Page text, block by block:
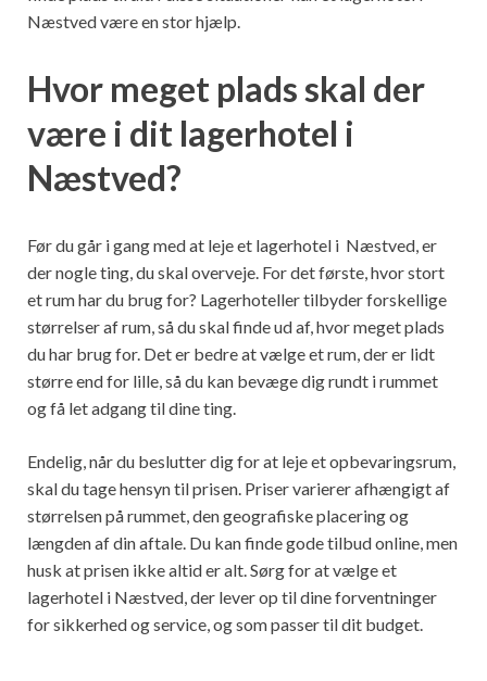
Næstved være en stor hjælp.
Hvor meget plads skal der
være i dit lagerhotel i
Næstved?
Før du går i gang med at leje et lagerhotel i Næstved, er
der nogle ting, du skal overveje. For det første, hvor stort
et rum har du brug for? Lagerhoteller tilbyder forskellige
størrelser af rum, så du skal finde ud af, hvor meget plads
du har brug for. Det er bedre at vælge et rum, der er lidt
større end for lille, så du kan bevæge dig rundt i rummet
og få let adgang til dine ting.
Endelig, når du beslutter dig for at leje et opbevaringsrum,
skal du tage hensyn til prisen. Priser varierer afhængigt af
størrelsen på rummet, den geografiske placering og
længden af ​​din aftale. Du kan finde gode tilbud online, men
husk at prisen ikke altid er alt. Sørg for at vælge et
lagerhotel i Næstved, der lever op til dine forventninger
for sikkerhed og service, og som passer til dit budget.